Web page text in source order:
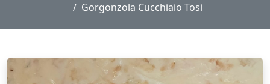
Gorgonzola Cucchiaio Tosi